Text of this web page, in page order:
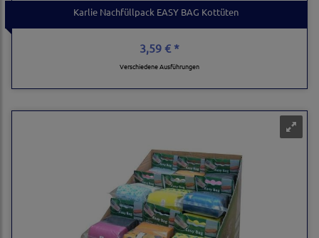
Karlie Nachfüllpack EASY BAG Kottüten
3,59 € *
Verschiedene Ausführungen